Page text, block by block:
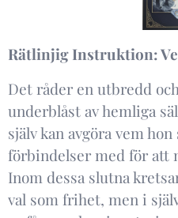
Rätlinjig Instruktion:
Det råder en utbredd
underblåst av hemliga
själv kan avgöra vem
förbindelser med för att
Inom dessa slutna
val som frihet, men i